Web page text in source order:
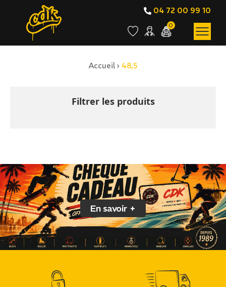
04 72 00 99 10
0
BOUTIQUE EN LIGNE
Accueil › 48,5
Filtrer les produits
En savoir +